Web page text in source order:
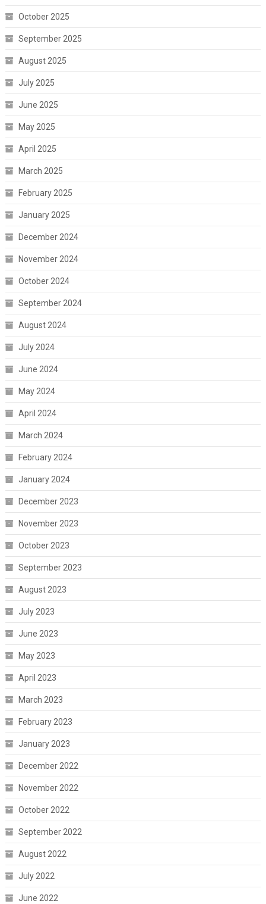
October 2025
September 2025
August 2025
July 2025
June 2025
May 2025
April 2025
March 2025
February 2025
January 2025
December 2024
November 2024
October 2024
September 2024
August 2024
July 2024
June 2024
May 2024
April 2024
March 2024
February 2024
January 2024
December 2023
November 2023
October 2023
September 2023
August 2023
July 2023
June 2023
May 2023
April 2023
March 2023
February 2023
January 2023
December 2022
November 2022
October 2022
September 2022
August 2022
July 2022
June 2022